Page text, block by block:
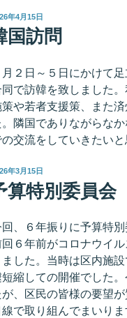
年4月15日
国訪問
月２日～５日にかけて
同で訪韓を致しました
策や若者支援策、また
。隣国でありながらな
の交流をしていきたいと
年3月15日
算特別委員会
、６年振りに予算特
回６年前がコロナウイ
ました。当時は区内施
短縮しての開催でした
が、区民の皆様の要望
線で取り組んでまいりま